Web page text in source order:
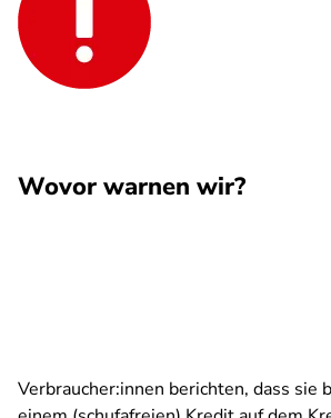
Wovor warnen wir?
Verbraucher:innen berichten, dass sie